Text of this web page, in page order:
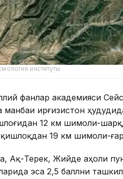
институты
фанлар академияси
Қирғизистон
12 км шимоли-
19 км шимоли-
Ақ-Терек, Жийде аҳоли
эса 2,5 баллни ташкил